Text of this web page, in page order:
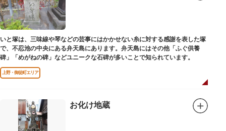
いと塚は、三味線や琴などの芸事にはかかせない糸に対する感謝を表した塚
で、不忍池の中央にある弁天島にあります。弁天島にはその他「ふぐ供養
碑」「めがねの碑」などユニークな石碑が多いことで知られています。
上野・御徒町エリア
お化け地蔵